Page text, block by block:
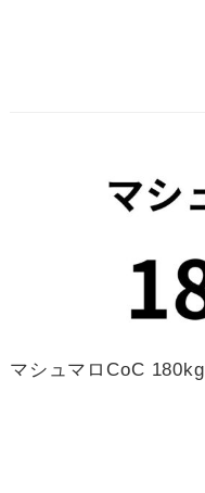
マシュマロCoC 180kg